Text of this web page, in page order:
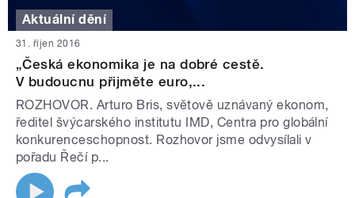
Aktuální dění
31. říjen 2016
„Česká ekonomika je na dobré cestě.
V budoucnu přijměte euro,...
ROZHOVOR. Arturo Bris, světově uznávaný ekonom,
ředitel švýcarského institutu IMD, Centra pro globální
konkurenceschopnost. Rozhovor jsme odvysílali v
pořadu Řečí p...